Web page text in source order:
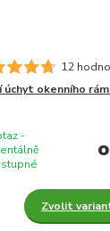
12
úchyt okenního
-
Zvolit